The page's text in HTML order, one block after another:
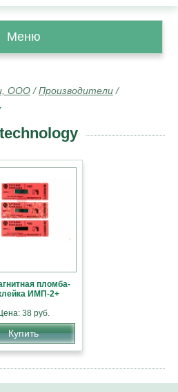
Меню
ООО /Производители /
пломба-
ИМП-2+
38 руб.
Купить